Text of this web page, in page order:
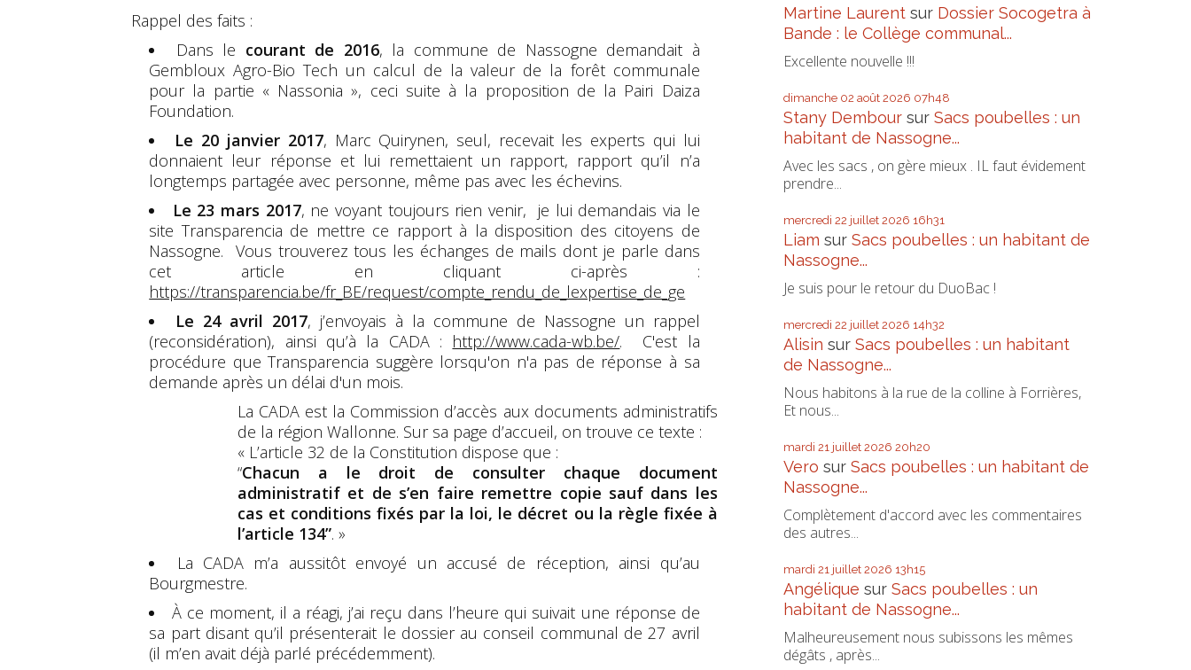
Rappel des faits :
Dans le courant de 2016, la commune de Nassogne demandait à
Gembloux Agro-Bio Tech un calcul de la valeur de la forêt communale
pour la partie « Nassonia », ceci suite à la proposition de la Pairi Daiza
Foundation.
Le 20 janvier 2017, Marc Quirynen, seul, recevait les experts qui lui
donnaient leur réponse et lui remettaient un rapport, rapport qu’il n’a
longtemps partagée avec personne, même pas avec les échevins.
Le 23 mars 2017, ne voyant toujours rien venir, je lui demandais via le
site Transparencia de mettre ce rapport à la disposition des citoyens de
Nassogne. Vous trouverez tous les échanges de mails dont je parle dans
cet article en cliquant ci-après :
https://transparencia.be/fr_BE/request/compte_rendu_de_lexpertise_de_ge
Le 24 avril 2017, j’envoyais à la commune de Nassogne un rappel
(reconsidération), ainsi qu’à la CADA : http://www.cada-wb.be/. C'est la
procédure que Transparencia suggère lorsqu'on n'a pas de réponse à sa
demande après un délai d'un mois.
La CADA est la Commission d’accès aux documents administratifs
de la région Wallonne. Sur sa page d’accueil, on trouve ce texte :
« L’article 32 de la Constitution dispose que :
“Chacun a le droit de consulter chaque document
administratif et de s’en faire remettre copie sauf dans les
cas et conditions fixés par la loi, le décret ou la règle fixée à
l’article 134”. »
La CADA m’a aussitôt envoyé un accusé de réception, ainsi qu’au
Bourgmestre.
À ce moment, il a réagi, j’ai reçu dans l’heure qui suivait une réponse de
sa part disant qu’il présenterait le dossier au conseil communal de 27 avril
(il m’en avait déjà parlé précédemment).
Martine Laurent sur Dossier Socogetra à
Bande : le Collège communal...
Excellente nouvelle !!!
dimanche 02 août 2026 07h48
Stany Dembour surSacs poubelles : un
habitant de Nassogne...
Avec les sacs , on gère mieux . IL faut évidement
prendre...
mercredi 22 juillet 2026 16h31
Liam surSacs poubelles : un habitant de
Nassogne...
Je suis pour le retour du DuoBac !
mercredi 22 juillet 2026 14h32
Alisin surSacs poubelles : un habitant
de Nassogne...
Nous habitons à la rue de la colline à Forrières,
Et nous...
mardi 21 juillet 2026 20h20
Vero surSacs poubelles : un habitant de
Nassogne...
Complètement d'accord avec les commentaires
des autres...
mardi 21 juillet 2026 13h15
Angélique surSacs poubelles : un
habitant de Nassogne...
Malheureusement nous subissons les mêmes
dégâts , après...